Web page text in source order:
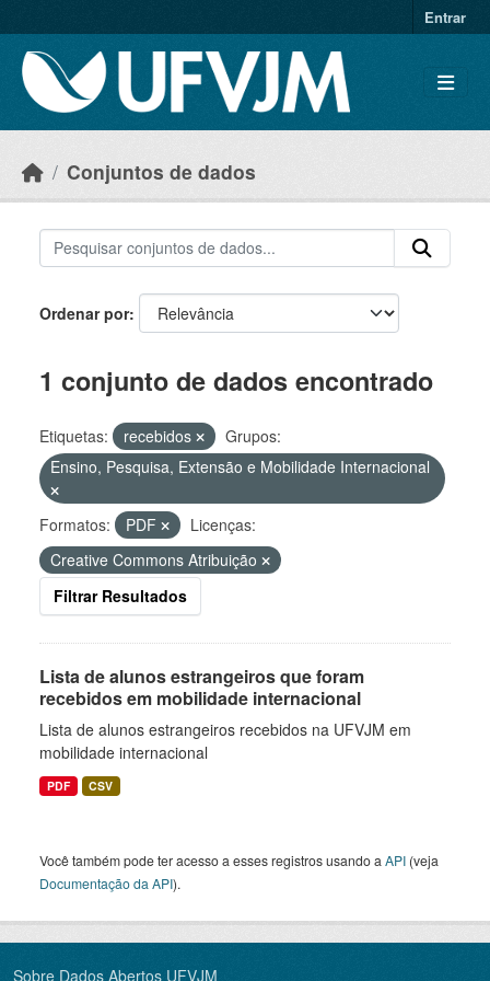
Entrar
Conjuntos de dados
Ordenar por
1 conjunto de dados encontrado
Etiquetas: recebidos
Grupos:
Ensino, Pesquisa, Extensão e Mobilidade Internacional
Formatos: PDF
Licenças:
Creative Commons Atribuição
Filtrar Resultados
Lista de alunos estrangeiros que foram
recebidos em mobilidade internacional
Lista de alunos estrangeiros recebidos na UFVJM em
mobilidade internacional
PDF CSV
Você também pode ter acesso a esses registros usando a API (veja
Documentação da API).
Sobre Dados Abertos UFVJM